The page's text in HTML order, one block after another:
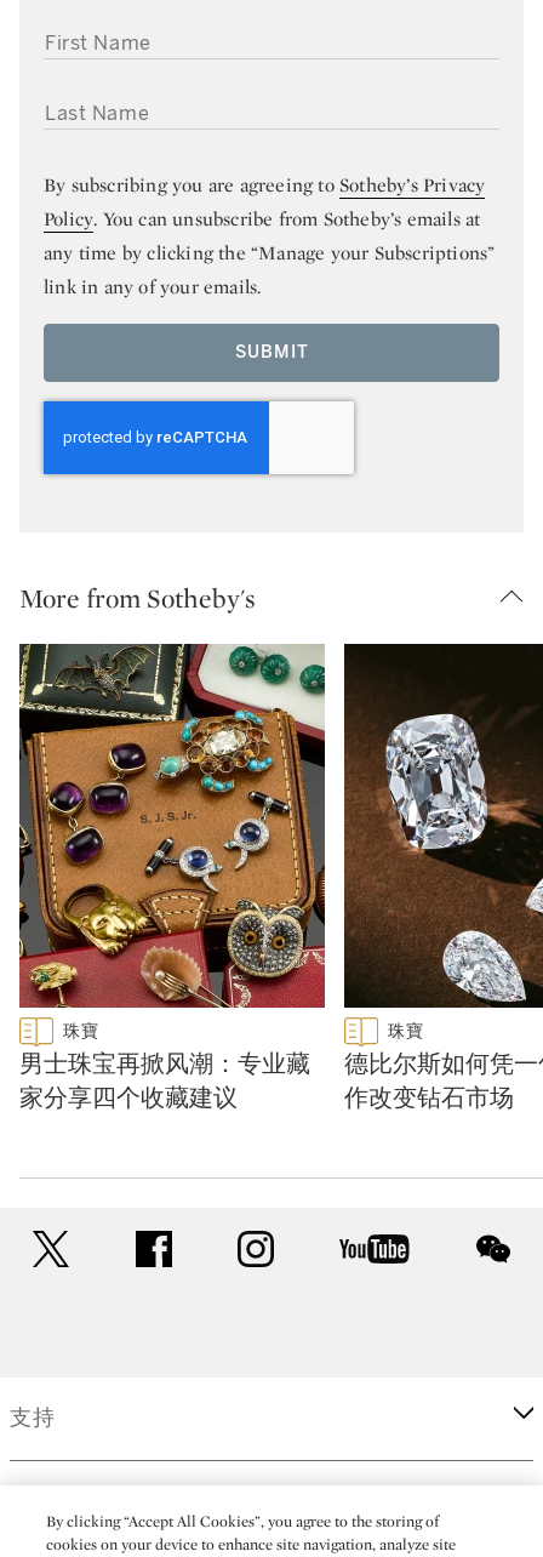
FIRST NAME
LAST NAME
By subscribing you are agreeing toSotheby’s Privacy
Policy. You can unsubscribe from Sotheby’s emails at
any time by clicking the “Manage your Subscriptions”
link in any of your emails.
SUBMIT
More from Sotheby's
Type: featured
CATEGORY:
珠寶
男士珠宝再掀风潮：专业藏
家分享四个收藏建议
Type: featured
CATEGORY:
珠寶
德比尔斯如何凭
作改变钻石市场
facebook instagram youtube
支持
By clicking “Accept All Cookies”, you agree to the storing of
cookies on your device to enhance site navigation, analyze site